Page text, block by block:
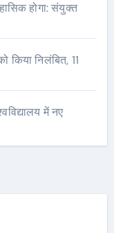
होगा: संयुक्त
किया निलंबित, 11
में नए